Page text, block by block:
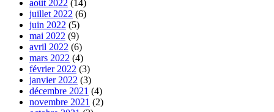
août 2022 (14)
juillet 2022 (6)
juin 2022 (5)
mai 2022 (9)
avril 2022 (6)
mars 2022 (4)
février 2022 (3)
janvier 2022 (3)
décembre 2021 (4)
novembre 2021 (2)